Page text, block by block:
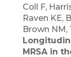
Coll F,
Raven KE,
Brown NM,
MRSA in